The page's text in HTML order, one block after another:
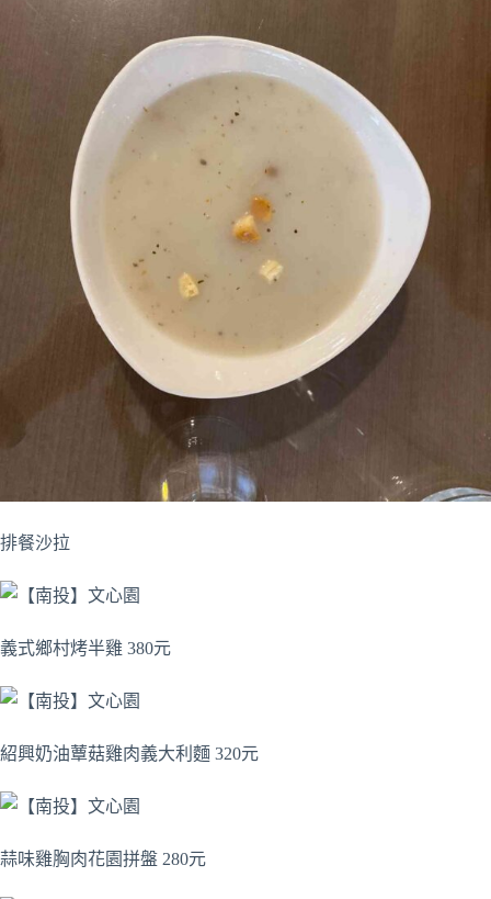
排餐沙拉
義式鄉村烤半雞 380元
紹興奶油蕈菇雞肉義大利麵 320元
蒜味雞胸肉花園拼盤 280元